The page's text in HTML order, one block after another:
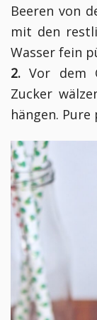
Beeren von
mit den
Wasser fein
2. Vor dem
Zucker
hängen.